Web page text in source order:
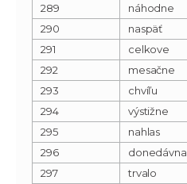
289
náhodne
290
naspäť
291
celkove
292
mesačne
293
chvíľu
294
výstižne
295
nahlas
296
donedávna
297
trvalo